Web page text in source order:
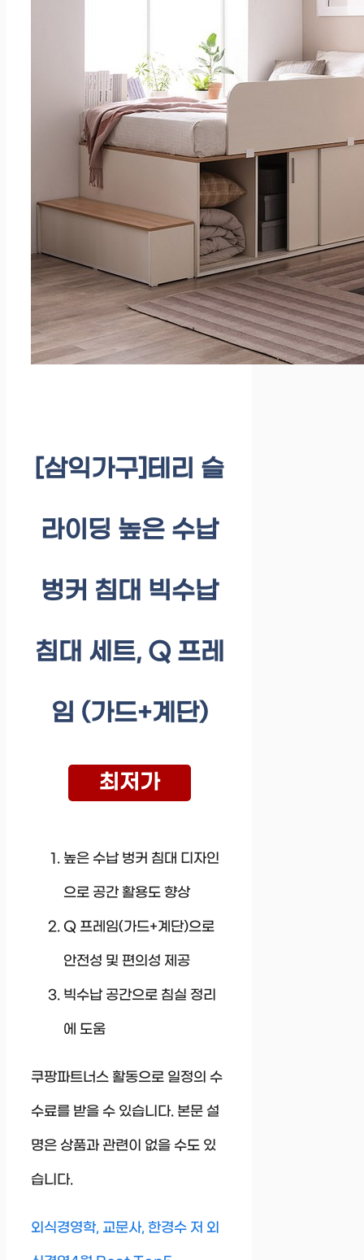
[삼익가구]테리 슬
라이딩 높은 수납
벙커 침대 빅수납
침대 세트, Q 프레
임 (가드+계단)
최저가
높은 수납 벙커 침대 디자인
으로 공간 활용도 향상
Q 프레임(가드+계단)으로
안전성 및 편의성 제공
빅수납 공간으로 침실 정리
에 도움
쿠팡파트너스 활동으로 일정의 수
수료를 받을 수 있습니다. 본문 설
명은 상품과 관련이 없을 수도 있
습니다.
외식경영학, 교문사, 한경수 저 외